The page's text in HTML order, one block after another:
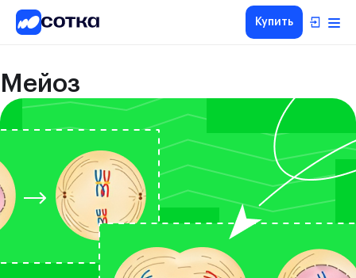
Купить
Мейоз